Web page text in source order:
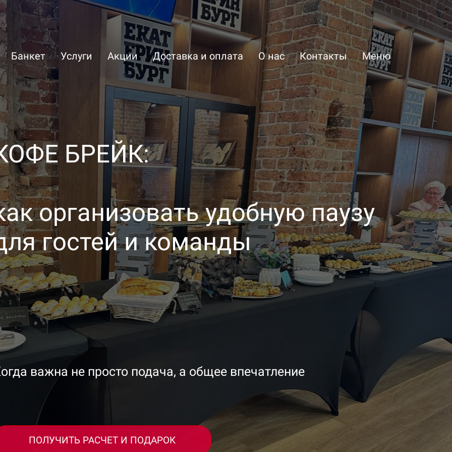
Банкет Услуги Акции Доставка и оплата О нас Контакты Меню
БРЕЙК:
организовать удобную паузу
гостей и команды
важна не просто подача, а общее впечатление
ПОЛУЧИТЬ РАСЧЕТ И ПОДАРОК